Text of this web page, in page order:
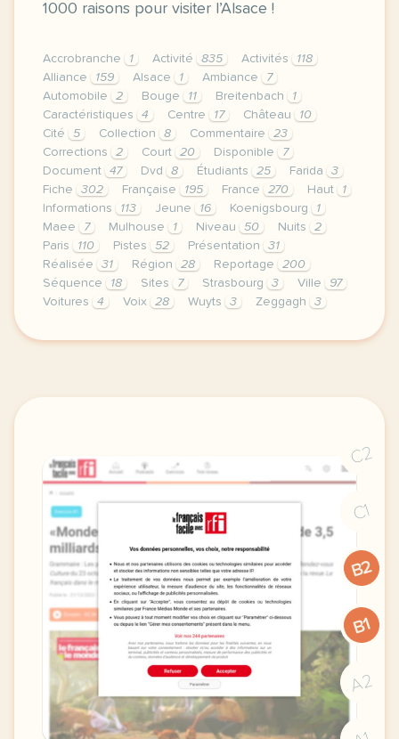
1000 raisons pour visiter l’Alsace !
Accrobranche 1 Activité 835 Activités
118
Alliance
159 Alsace 1 Ambiance
7
Automobile
2 Bouge 11 Breitenbach
1
Caractéristiques
4 Centre 17 Château
10
Cité
5 Collection 8 Commentaire
23
Corrections
2 Court 20 Disponible
7
Document
47 Dvd 8 Étudiants 25 Farida
3
Fiche
302 Française 195 France 270 Haut
1
Informations
113 Jeune 16 Koenigsbourg
1
Maee
7 Mulhouse 1 Niveau 50 Nuits
2
Paris
110 Pistes 52 Présentation
31
Réalisée
31 Région 28 Reportage
200
Séquence
18 Sites 7 Strasbourg 3 Ville
97
Voitures
4 Voix 28 Wuyts 3 Zeggagh 3
le respect de votre vie privee est une priorite
C2
C1
B2
B1
A2